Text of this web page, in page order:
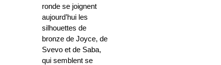
ronde se joignent
aujourd’hui les
silhouettes de
bronze de Joyce, de
Svevo et de Saba,
qui semblent se